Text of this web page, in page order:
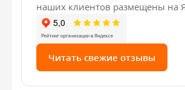
наших клиентов размещены на
Читать свежие отзывы